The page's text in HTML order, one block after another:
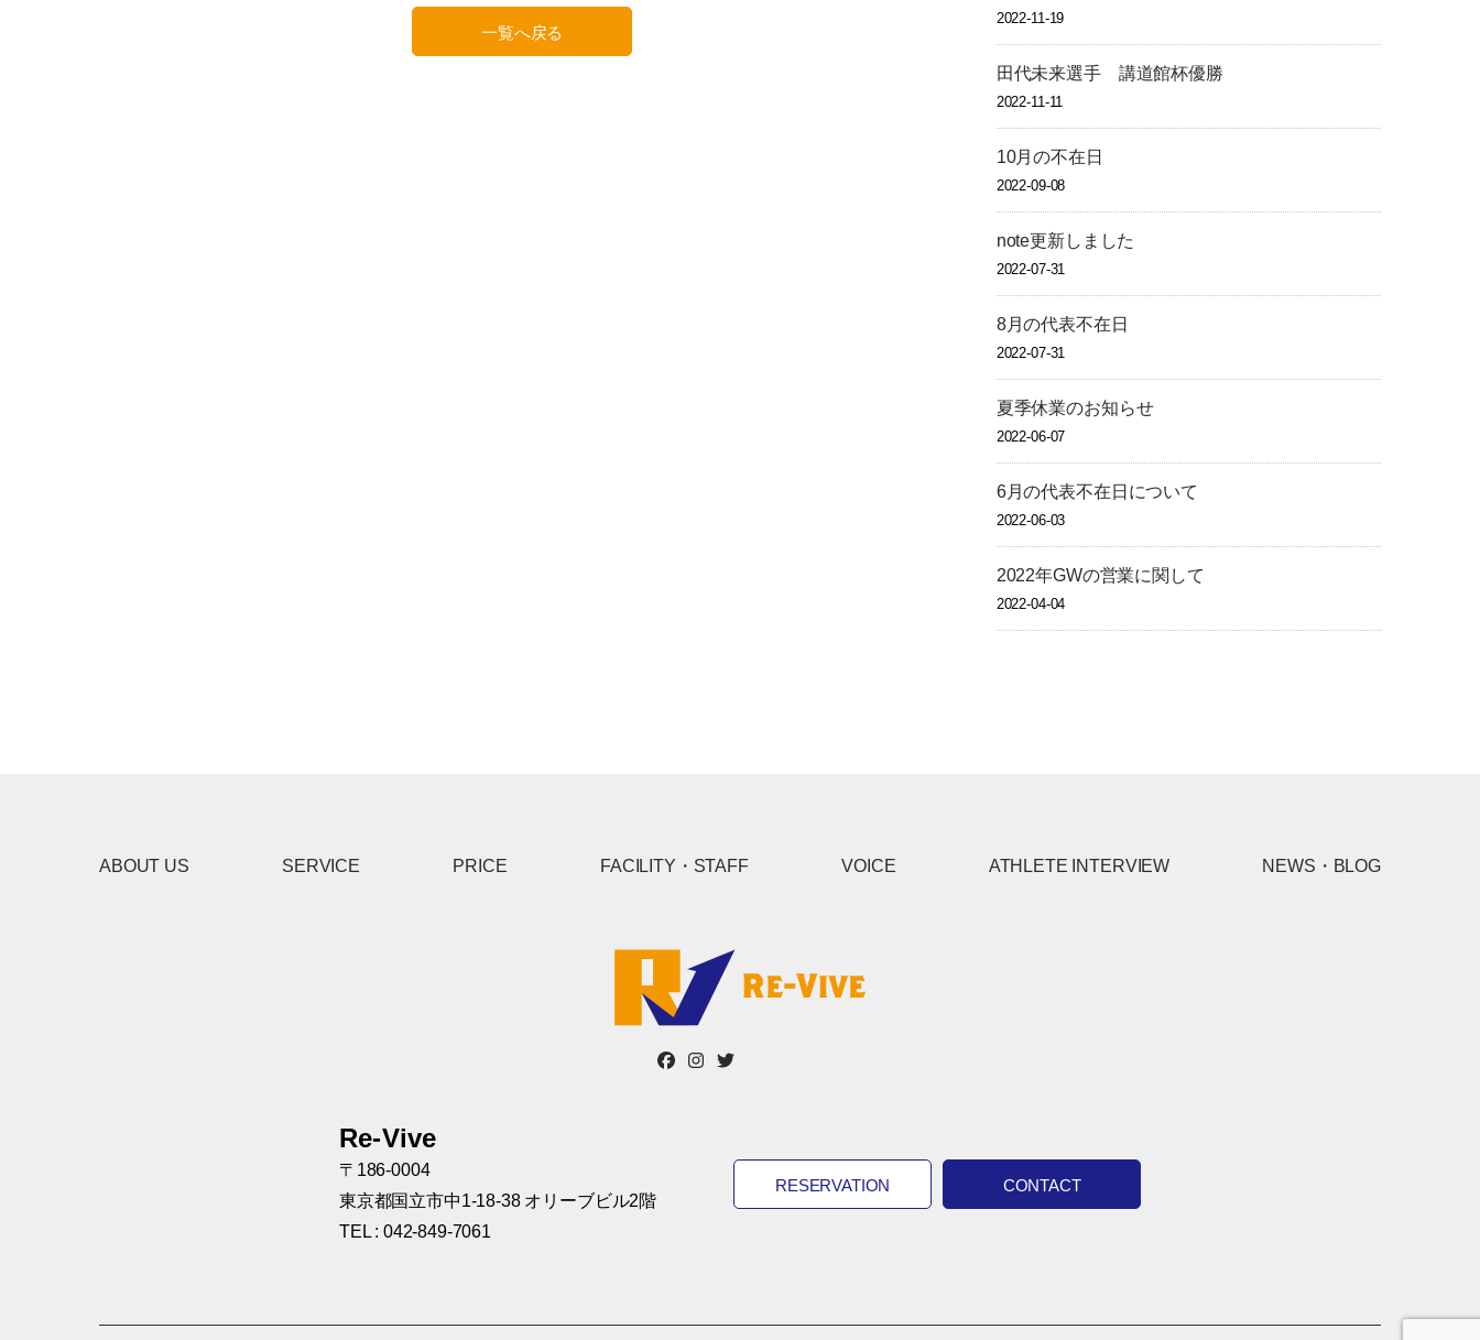
一覧へ戻る
2022-11-19
田代未来選手 講道館杯優勝
2022-11-11
10月の不在日
2022-09-08
note更新しました
2022-07-31
8月の代表不在日
2022-07-31
夏季休業のお知らせ
2022-06-07
6月の代表不在日について
2022-06-03
2022年GWの営業に関して
2022-04-04
ABOUT US SERVICE PRICE FACILITY・STAFF VOICE ATHLETE INTERVIEW NEWS・BLOG
Re-Vive
〒186-0004
東京都国立市中1-18-38 オリーブビル2階
TEL : 042-849-7061
RESERVATION CONTACT